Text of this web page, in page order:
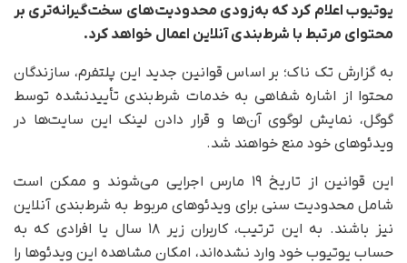
یوتیوب اعلام کرد که به‌زودی محدودیت‌های سخت‌گیرانه‌تری بر
محتوای مرتبط با شرط‌بندی آنلاین اعمال خواهد کرد.
به گزارش تک ناک؛ بر اساس قوانین جدید این پلتفرم، سازندگان
محتوا از اشاره شفاهی به خدمات شرط‌بندی تأییدنشده توسط
گوگل، نمایش لوگوی آن‌ها و قرار دادن لینک این سایت‌ها در
ویدئوهای خود منع خواهند شد.
این قوانین از تاریخ ۱۹ مارس اجرایی می‌شوند و ممکن است
شامل محدودیت سنی برای ویدئوهای مربوط به شرط‌بندی آنلاین
نیز باشند. به این ترتیب، کاربران زیر ۱۸ سال یا افرادی که به
حساب یوتیوب خود وارد نشده‌اند، امکان مشاهده این ویدئوها را